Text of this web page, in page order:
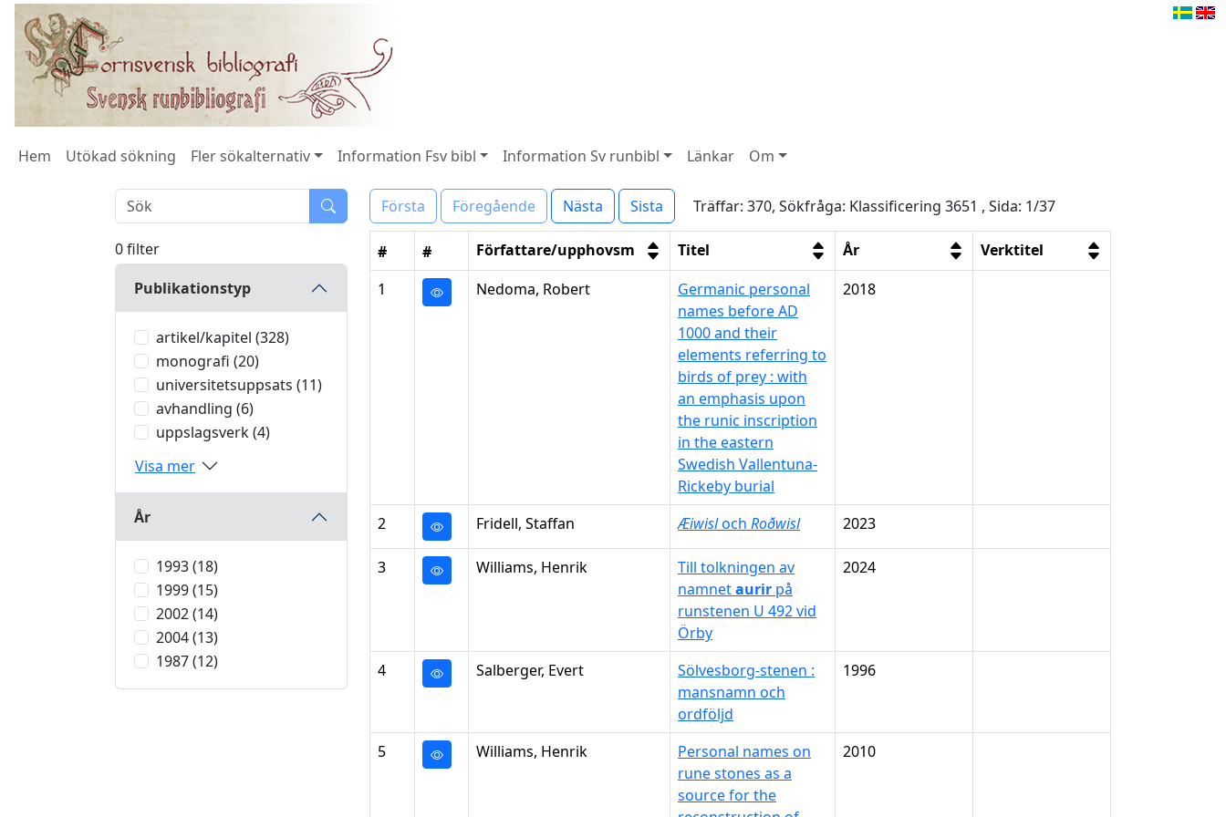
Hem Utökad sökning Fler sökalternativ Information Fsv bibl Information Sv runbibl Länkar Om
0 filter
Publikationstyp
artikel/kapitel (328)
monografi (20)
universitetsuppsats (11)
avhandling (6)
uppslagsverk (4)
Visa mer
År
1993 (18)
1999 (15)
2002 (14)
2004 (13)
1987 (12)
Första Föregående Nästa Sista Träffar: 370, Sökfråga: Klassificering 3651 , Sida: 1/37
# # Författare/upphovsm Titel År
Verktitel
1
Nedoma, Robert
Germanic personal
names before AD
1000 and their
elements referring to
birds of prey : with
an emphasis upon
the runic inscription
in the eastern
Swedish Vallentuna-
Rickeby burial
2018
2 Fridell, Staffan Æiwisloch Roðwisl 2023
3 Williams, Henrik
Till tolkningen av
namnetaurir på
runstenen U 492 vid
Örby
2024
4 Salberger, Evert
Sölvesborg-stenen :
mansnamn och
ordföljd
1996
5 Williams, Henrik
Personal names on
rune stones as a
source for the
2010